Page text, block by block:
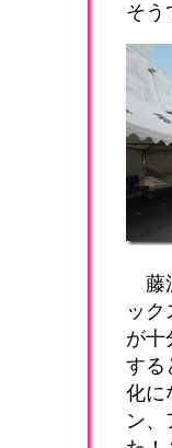
そう
藤
ッ
が十
する
化に
ン、